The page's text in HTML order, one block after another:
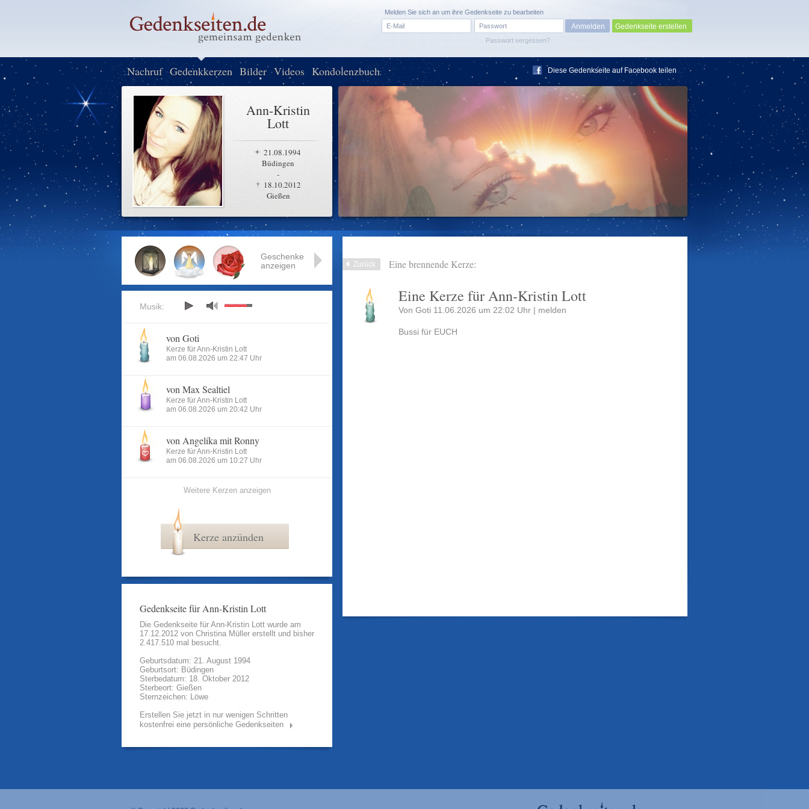
Passwort vergessen?
Melden Sie sich an um ihre Gedenkseite zu bearbeiten
Gedenkseite erstellen
Nachruf Gedenkkerzen Bilder Videos Kondolenzbuch Diese Gedenkseite auf Facebook teilen
Ann-Kristin
Lott
21.08.1994
Büdingen
-
18.10.2012
Gießen
Zurück Eine brennende Kerze:
Eine Kerze für Ann-Kristin Lott
Von Goti 11.06.2026 um 22:02 Uhr | melden
Bussi für EUCH
Geschenke
anzeigen
Musik:
von Goti
Kerze für Ann-Kristin Lott
am 06.08.2026 um 22:47 Uhr
von Max Sealtiel
Kerze für Ann-Kristin Lott
am 06.08.2026 um 20:42 Uhr
von Angelika mit Ronny
Kerze für Ann-Kristin Lott
am 06.08.2026 um 10:27 Uhr
Weitere Kerzen anzeigen
Kerze anzünden
Gedenkseite für Ann-Kristin Lott
Die Gedenkseite für Ann-Kristin Lott wurde am
17.12.2012 von Christina Müller erstellt und bisher
2.417.510 mal besucht.
Geburtsdatum: 21. August 1994
Geburtsort: Büdingen
Sterbedatum: 18. Oktober 2012
Sterbeort: Gießen
Sternzeichen: Löwe
Erstellen Sie jetzt in nur wenigen Schritten
kostenfrei eine persönliche Gedenkseiten